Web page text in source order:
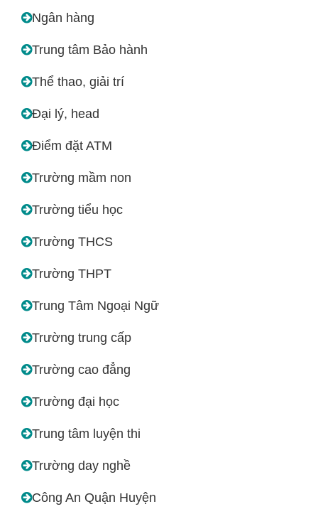
Ngân hàng
Trung tâm Bảo hành
Thể thao, giải trí
Đại lý, head
Điểm đặt ATM
Trường mầm non
Trường tiểu học
Trường THCS
Trường THPT
Trung Tâm Ngoại Ngữ
Trường trung cấp
Trường cao đẳng
Trường đại học
Trung tâm luyện thi
Trường day nghề
Công An Quận Huyện